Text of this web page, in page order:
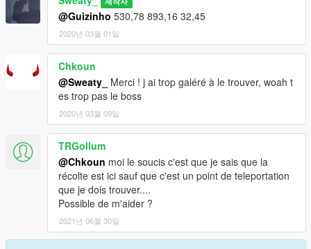
@Guizinho 530,78 893,16 32,45
2020년 03월 01일
Chkoun
@Sweaty_
Merci ! j ai trop galéré à le trouver, woah t
es trop pas le boss
2020년 03월 09일
TRGollum
@Chkoun moi le soucis c'est que je sais que la
récolte est ici sauf que c'est un point de teleportation
que je dois trouver....
Possible de m'aider ?
2021년 06월 30일